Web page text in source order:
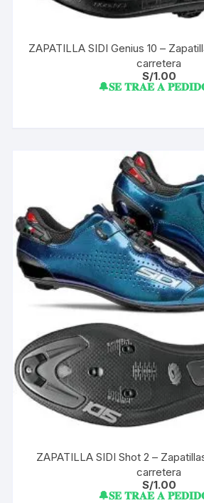
ZAPATILLA SIDI Genius 10 –
carretera
S/1.00
🔔𝐒𝐄 𝐓𝐑𝐀𝐄 𝐀
ZAPATILLA SIDI Shot 2 –
carretera
S/1.00
🔔𝐒𝐄 𝐓𝐑𝐀𝐄 𝐀